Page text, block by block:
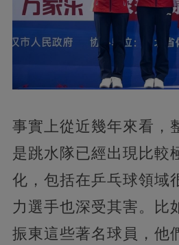
事實上從近幾年來看，
是跳水隊已經出現比較
化，包括在乒乓球領域
力選手也深受其害。比
振東這些著名球員，他